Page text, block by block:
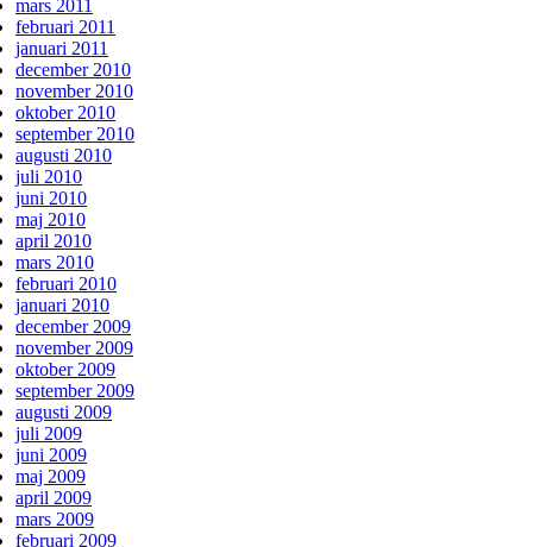
mars 2011
februari 2011
januari 2011
december 2010
november 2010
oktober 2010
september 2010
augusti 2010
juli 2010
juni 2010
maj 2010
april 2010
mars 2010
februari 2010
januari 2010
december 2009
november 2009
oktober 2009
september 2009
augusti 2009
juli 2009
juni 2009
maj 2009
april 2009
mars 2009
februari 2009